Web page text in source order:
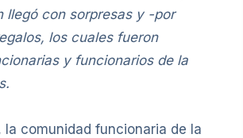
llegó con sorpresas y -por
los cuales fueron
y funcionarios de la
la comunidad funcionaria de la